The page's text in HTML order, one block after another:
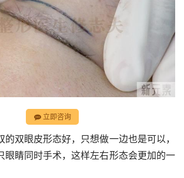
立即咨询
双眼皮形态好，只想做一边也是可以，
眼睛同时手术，这样左右形态会更加的一